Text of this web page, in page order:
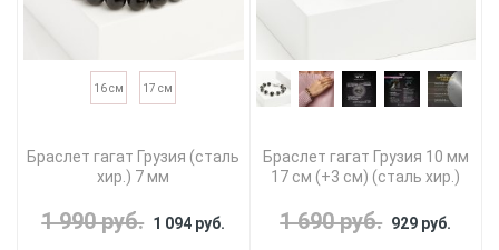
16 см 17 см
Браслет гагат Грузия (сталь
хир.) 7 мм
1 990 руб. 1 094 руб.
Браслет гагат Грузия 10 мм
17 см (+3 см) (сталь хир.)
1 690 руб. 929 руб.